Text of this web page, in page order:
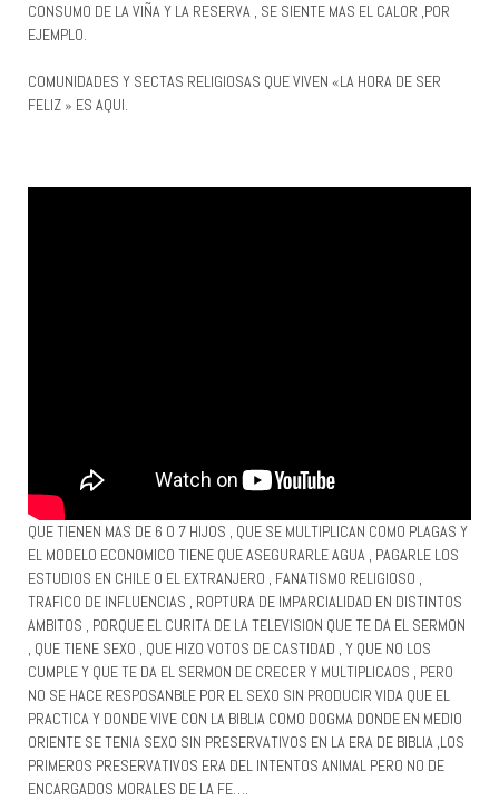
CONSUMO DE LA VIÑA Y LA RESERVA , SE SIENTE MAS EL CALOR ,POR
EJEMPLO.
COMUNIDADES Y SECTAS RELIGIOSAS QUE VIVEN «LA HORA DE SER
FELIZ » ES AQUI.
QUE TIENEN MAS DE 6 O 7 HIJOS , QUE SE MULTIPLICAN COMO PLAGAS Y
EL MODELO ECONOMICO TIENE QUE ASEGURARLE AGUA , PAGARLE LOS
ESTUDIOS EN CHILE O EL EXTRANJERO , FANATISMO RELIGIOSO ,
TRAFICO DE INFLUENCIAS , ROPTURA DE IMPARCIALIDAD EN DISTINTOS
AMBITOS , PORQUE EL CURITA DE LA TELEVISION QUE TE DA EL SERMON
, QUE TIENE SEXO , QUE HIZO VOTOS DE CASTIDAD , Y QUE NO LOS
CUMPLE Y QUE TE DA EL SERMON DE CRECER Y MULTIPLICAOS , PERO
NO SE HACE RESPOSANBLE POR EL SEXO SIN PRODUCIR VIDA QUE EL
PRACTICA Y DONDE VIVE CON LA BIBLIA COMO DOGMA DONDE EN MEDIO
ORIENTE SE TENIA SEXO SIN PRESERVATIVOS EN LA ERA DE BIBLIA ,LOS
PRIMEROS PRESERVATIVOS ERA DEL INTENTOS ANIMAL PERO NO DE
ENCARGADOS MORALES DE LA FE….